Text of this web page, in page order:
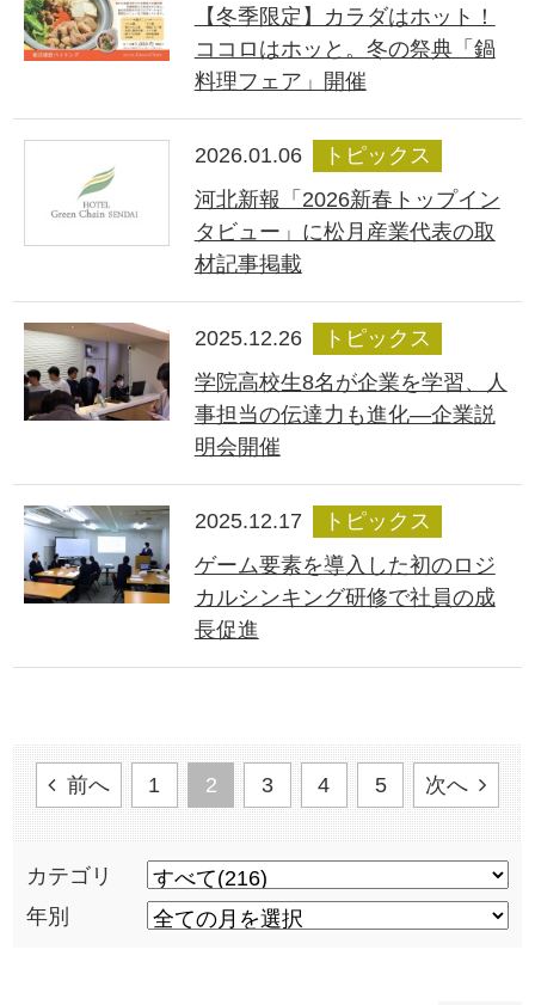
【冬季限定】カラダはホット！
ココロはホッと。冬の祭典「鍋
料理フェア」開催
2026.01.06
トピックス
河北新報「2026新春トップイン
タビュー」に松月産業代表の取
材記事掲載
2025.12.26
トピックス
学院高校生8名が企業を学習、人
事担当の伝達力も進化―企業説
明会開催
2025.12.17
トピックス
ゲーム要素を導入した初のロジ
カルシンキング研修で社員の成
長促進
前へ 1 2 3 4 5 次へ
カテゴリ
年別